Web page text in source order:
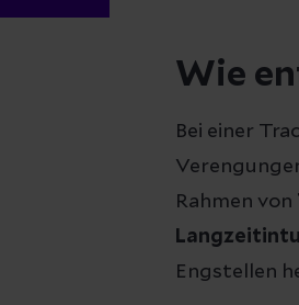
Wie
Bei einer
Rahmen von
Engstellen